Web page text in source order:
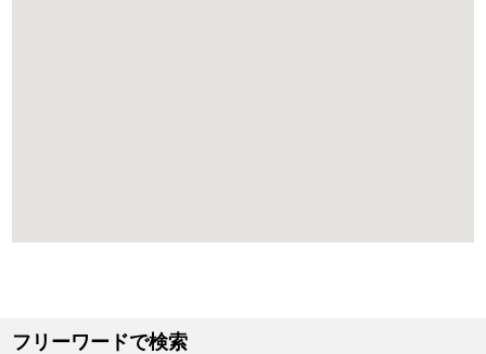
フリーワードで検索